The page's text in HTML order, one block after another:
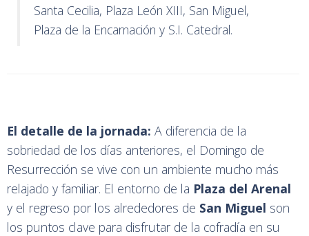
Santa Cecilia, Plaza León XIII, San Miguel,
Plaza de la Encarnación y S.I. Catedral.
El detalle de la jornada: A diferencia de la
sobriedad de los días anteriores, el Domingo de
Resurrección se vive con un ambiente mucho más
relajado y familiar. El entorno de la Plaza del Arenal
y el regreso por los alrededores de San Miguel son
los puntos clave para disfrutar de la cofradía en su